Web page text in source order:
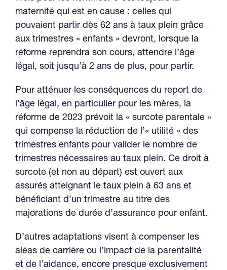
maternité qui est en cause : celles qui
pouvaient partir dès 62 ans à taux plein grâce
aux trimestres « enfants » devront, lorsque la
réforme reprendra son cours, attendre l’âge
légal, soit jusqu’à 2 ans de plus, pour partir.
Pour atténuer les conséquences du report de
l’âge légal, en particulier pour les mères, la
réforme de 2023 prévoit la « surcote parentale »
qui compense la réduction de l’« utilité » des
trimestres enfants pour valider le nombre de
trimestres nécessaires au taux plein. Ce droit à
surcote (et non au départ) est ouvert aux
assurés atteignant le taux plein à 63 ans et
bénéficiant d’un trimestre au titre des
majorations de durée d’assurance pour enfant.
D’autres adaptations visent à compenser les
aléas de carrière ou l’impact de la parentalité
et de l’aidance, encore presque exclusivement